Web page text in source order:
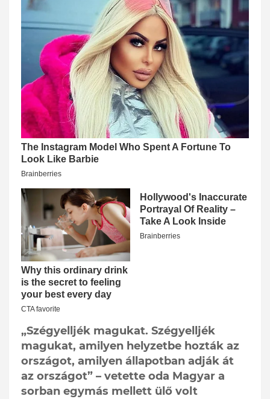
„Szégyelljék magukat. Szégyelljék
magukat, amilyen helyzetbe hozták az
országot, amilyen állapotban adják át
az országot” – vetette oda Magyar a
sorban egymás mellett ülő volt